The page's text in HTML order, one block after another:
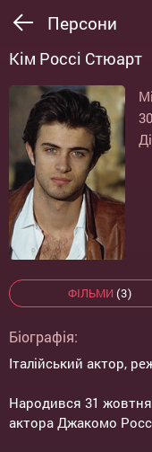
Персони
Кім Россі Стюарт
ФІЛЬМИ (3)
Біографія:
Італійський актор,
Народився 31 жовтня
актора Джакомо